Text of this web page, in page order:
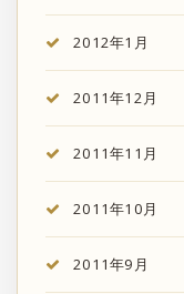
2012年1月
2011年12月
2011年11月
2011年10月
2011年9月